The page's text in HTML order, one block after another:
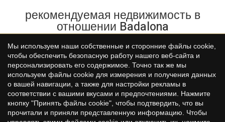
рекомендуемая недвижимость в
отношении Badalona
Мы используем наши собственные и сторонние файлы cookie,
чтобы обеспечить безопасную работу нашего веб-сайта и
персонализировать его содержимое. Точно так же мы
используем файлы cookie для измерения и получения данных
о вашей навигации, а также для настройки рекламы в
соответствии с вашими вкусами и предпочтениями. Нажмите
кнопку "Принять файлы cookie", чтобы подтвердить, что вы
прочитали и приняли представленную информацию. Чтобы
Сохранить настройки Принять все